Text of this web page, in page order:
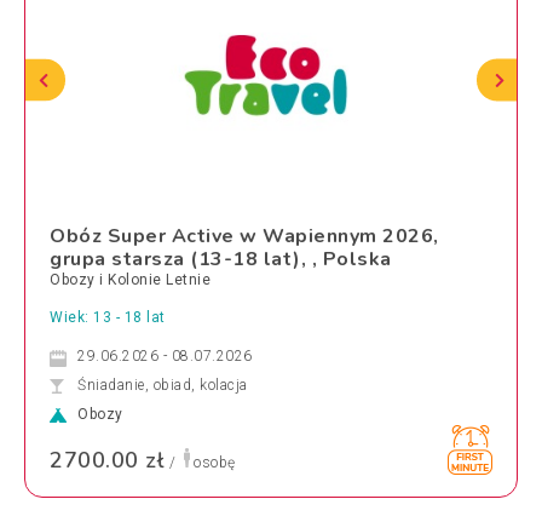
Obóz Super Active w Wapiennym 2026,
grupa starsza (13-18 lat), , Polska
Obozy i Kolonie Letnie
Wiek: 13 - 18 lat
29.06.2026 - 08.07.2026
Śniadanie, obiad, kolacja
Obozy
2700.00 zł / osobę